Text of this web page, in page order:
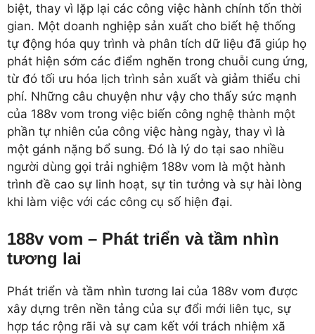
biệt, thay vì lặp lại các công việc hành chính tốn thời
gian. Một doanh nghiệp sản xuất cho biết hệ thống
tự động hóa quy trình và phân tích dữ liệu đã giúp họ
phát hiện sớm các điểm nghẽn trong chuỗi cung ứng,
từ đó tối ưu hóa lịch trình sản xuất và giảm thiểu chi
phí. Những câu chuyện như vậy cho thấy sức mạnh
của 188v vom trong việc biến công nghệ thành một
phần tự nhiên của công việc hàng ngày, thay vì là
một gánh nặng bổ sung. Đó là lý do tại sao nhiều
người dùng gọi trải nghiệm 188v vom là một hành
trình đề cao sự linh hoạt, sự tin tưởng và sự hài lòng
khi làm việc với các công cụ số hiện đại.
188v vom – Phát triển và tầm nhìn
tương lai
Phát triển và tầm nhìn tương lai của 188v vom được
xây dựng trên nền tảng của sự đổi mới liên tục, sự
hợp tác rộng rãi và sự cam kết với trách nhiệm xã